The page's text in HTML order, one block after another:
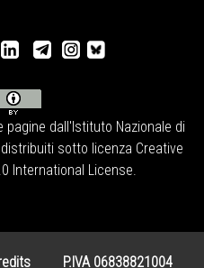
pagine dall' Istituto Nazionale di
sotto licenza Creative
International License.
P.IVA 06838821004